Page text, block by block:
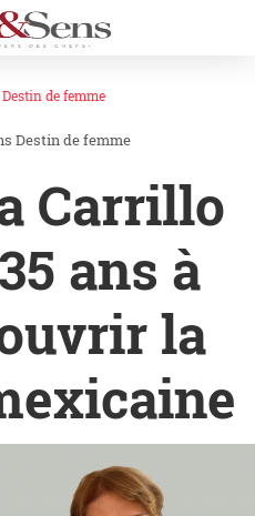
Destin de femme
Destin de femme
Carrillo
ans à
la